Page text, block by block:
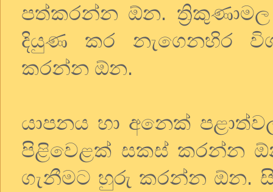
පත්කරන්න ඕන.
දියුණ කර නැගෙනහිර
කරන්න ඕන.
යාපනය හා අනෙක්
පිළිවෙළක් සකස් කරන්න
ගැනීමට හුරු කරන්න ඕන.